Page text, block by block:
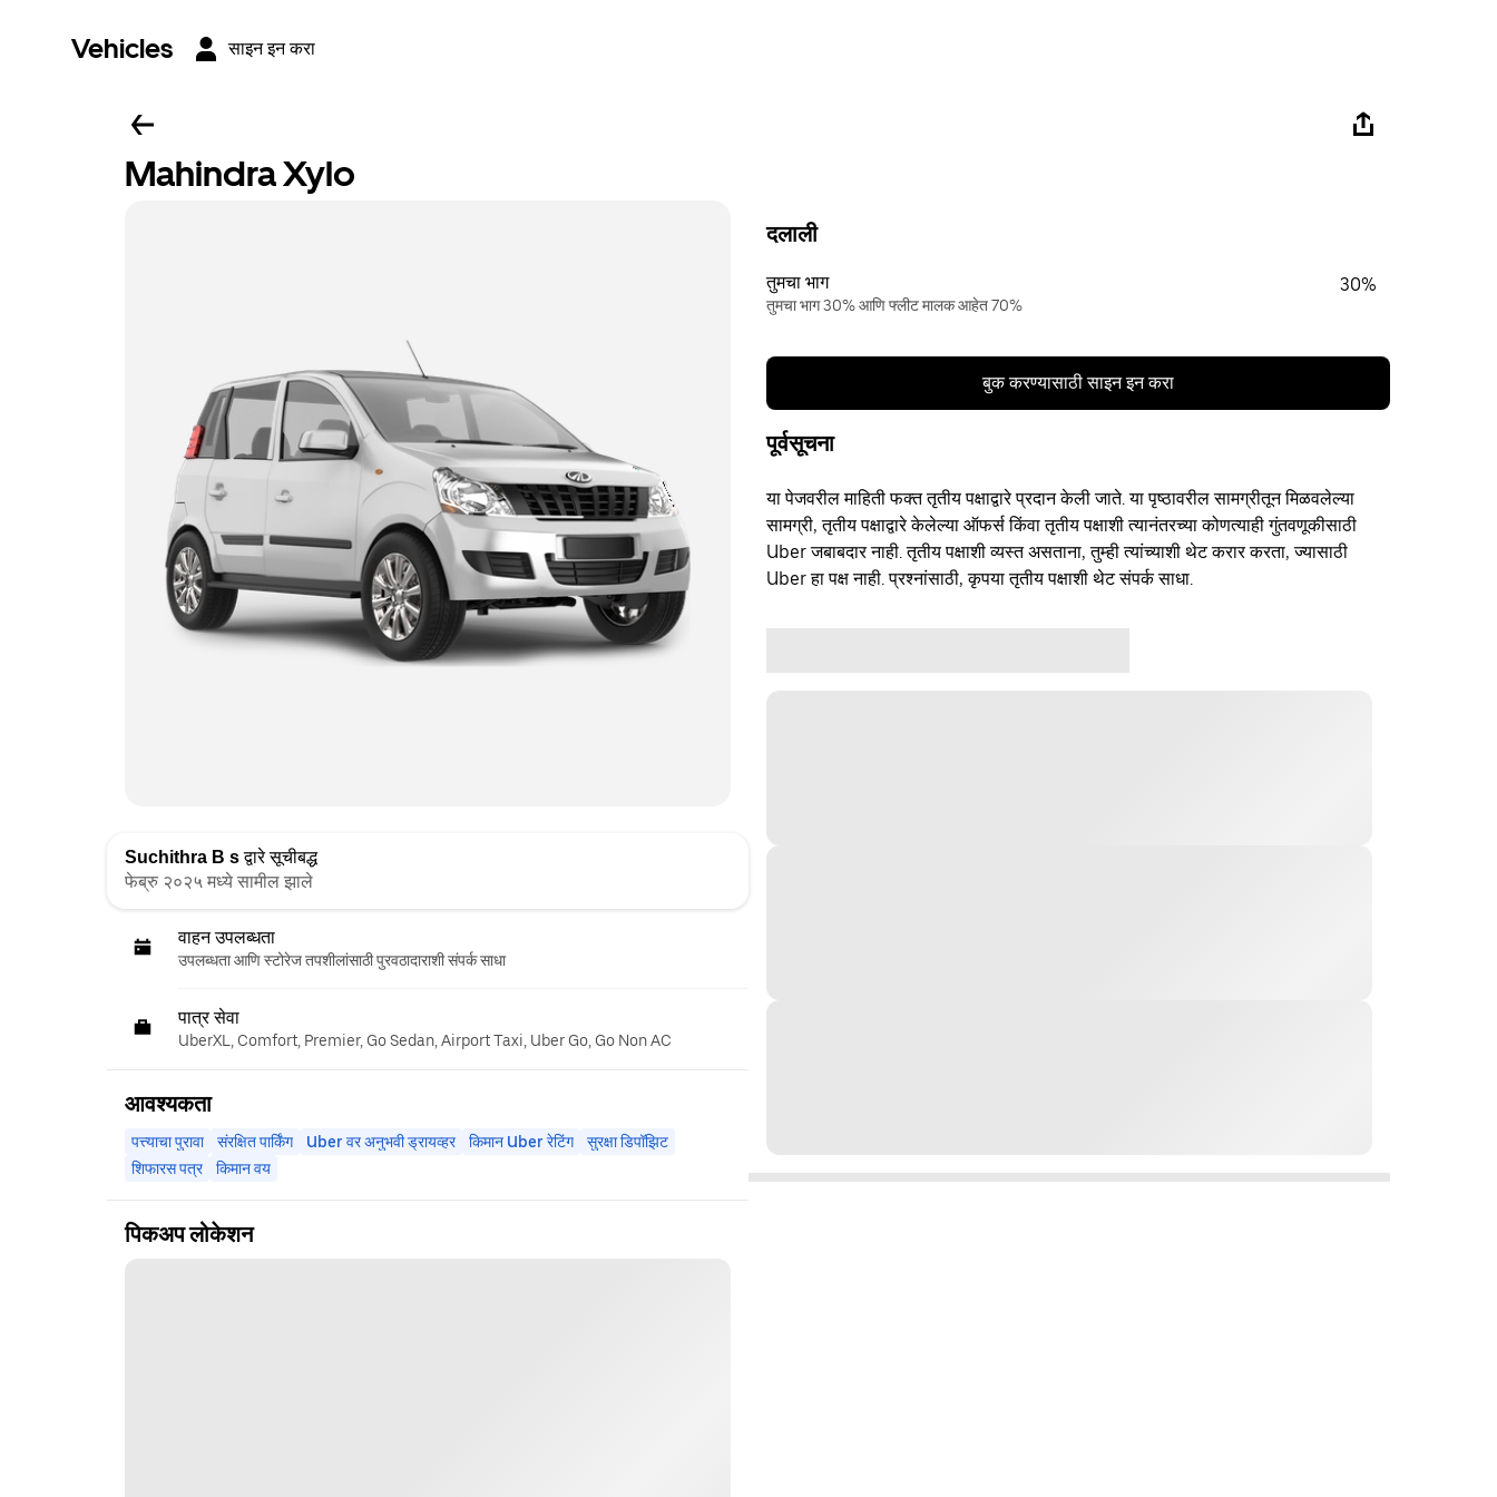
Vehicles साइन इन करा
Mahindra Xylo
Suchithra B sद्वारे सूचीबद्ध
फेब्रु २०२५ मध्ये सामील झाले
वाहन उपलब्धता
उपलब्धता आणि स्टोरेज तपशीलांसाठी पुरवठादाराशी संपर्क साधा
पात्र सेवा
UberXL, Comfort, Premier, Go Sedan, Airport Taxi, Uber Go, Go Non AC
आवश्यकता
पत्त्याचा पुरावा संरक्षित पार्किंग Uber वर अनुभवी ड्रायव्हर किमान Uber रेटिंग
सुरक्षा डिपॉझिट
शिफारस पत्र
किमान वय
पिकअप लोकेशन
दलाली
तुमचा भाग
तुमचा भाग 30% आणि फ्लीट मालक आहेत 70%
30%
बुक करण्यासाठी साइन इन करा
पूर्वसूचना
या पेजवरील माहिती फक्त तृतीय पक्षाद्वारे प्रदान केली जाते. या पृष्ठावरील सामग्रीतून मिळवलेल्या
सामग्री, तृतीय पक्षाद्वारे केलेल्या ऑफर्स किंवा तृतीय पक्षाशी त्यानंतरच्या कोणत्याही गुंतवणूकीसाठी
Uber जबाबदार नाही. तृतीय पक्षाशी व्यस्त असताना, तुम्ही त्यांच्याशी थेट करार करता, ज्यासाठी
Uber हा पक्ष नाही. प्रश्नांसाठी, कृपया तृतीय पक्षाशी थेट संपर्क साधा.